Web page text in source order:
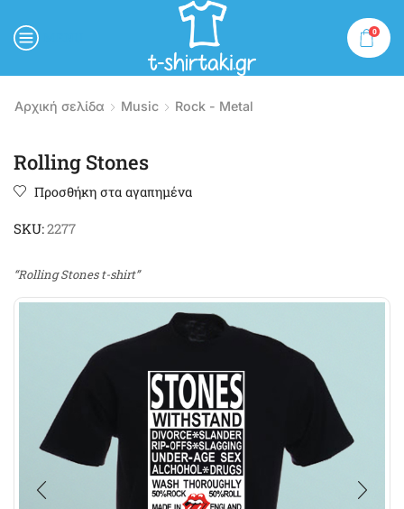
0
Αρχική σελίδα Music Rock - Metal
Rolling Stones
Προσθήκη στα αγαπημένα
SKU:2277
“Rolling Stones t-shirt”